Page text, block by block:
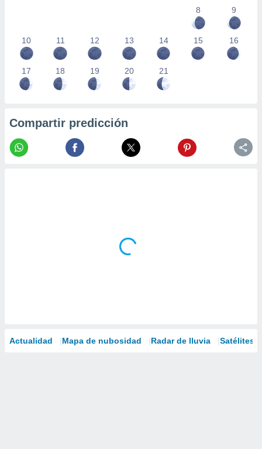
8
9
10 11 12 13 14 15 16
17 18 19 20 21
Compartir predicción
Actualidad Mapa de nubosidad Radar de lluvia Satélites